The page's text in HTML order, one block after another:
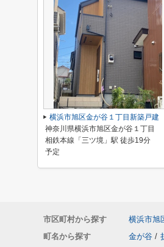
横浜市旭区金が谷１丁目新築戸建
神奈川県横浜市旭区金が谷１丁目
相鉄本線「三ツ境」駅 徒歩19分
予定
市区町村から探す 横浜市旭
町名から探す
金が谷 /